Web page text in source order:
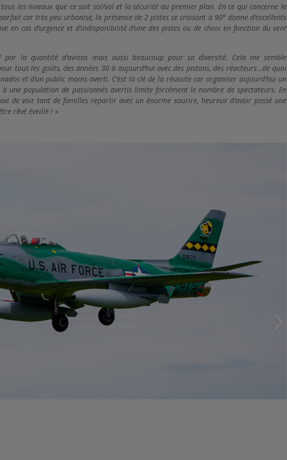
les niveaux que ce soit sol/vol et la sécurité au premier plan. En ce qui concerne le
car très peu urbanisé, la présence de 2 pistes se croisant à 90° donne d’excellents
en cas d’urgence et d’indisponibilité d’une des pistes ou de choix en fonction du vent
par la quantité d’avions mais aussi beaucoup pour sa diversité. Cela me semble
tous les goûts, des années 30 à aujourd’hui avec des pistons, des réacteurs…de quoi
et d’un public moins averti. C’est la clé de la réussite car organiser aujourd’hui un
une population de passionnés avertis limite forcément le nombre de spectateurs. En
de voir tant de familles repartir avec un énorme sourire, heureux d’avoir passé une
rêvé éveillé ! »